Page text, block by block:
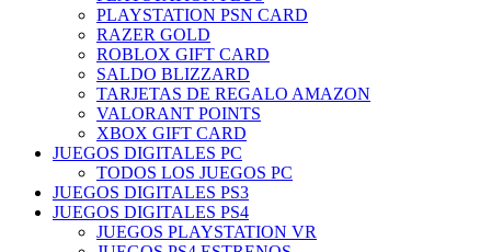
PLAYSTATION PSN CARD
RAZER GOLD
ROBLOX GIFT CARD
SALDO BLIZZARD
TARJETAS DE REGALO AMAZON
VALORANT POINTS
XBOX GIFT CARD
JUEGOS DIGITALES PC
TODOS LOS JUEGOS PC
JUEGOS DIGITALES PS3
JUEGOS DIGITALES PS4
JUEGOS PLAYSTATION VR